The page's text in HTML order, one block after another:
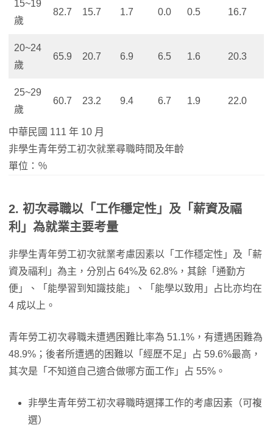
15~19
歲
82.7 15.7 1.7 0.0 0.5 16.7
20~24
歲
65.9 20.7 6.9 6.5 1.6 20.3
25~29
歲
60.7 23.2 9.4 6.7 1.9 22.0
中華民國 111 年 10 月
非學生青年勞工初次就業尋職時間及年齡
單位：％
2. 初次尋職以「工作穩定性」及「薪資及福
利」為就業主要考量
非學生青年勞工初次就業考慮因素以「工作穩定性」及「薪
資及福利」為主，分別占 64%及 62.8%，其餘「通勤方
便」、「能學習到知識技能」、「能學以致用」占比亦均在
4 成以上。
青年勞工初次尋職未遭遇困難比率為 51.1%，有遭遇困難為
48.9%；後者所遭遇的困難以「經歷不足」占 59.6%最高，
其次是「不知道自己適合做哪方面工作」占 55%。
非學生青年勞工初次尋職時選擇工作的考慮因素（可複
選）